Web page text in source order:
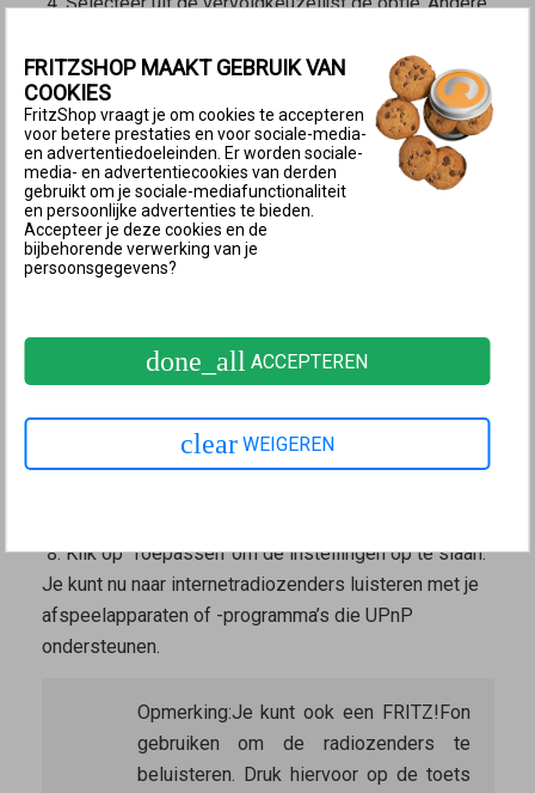
vooraf ingestelde radiozender.
Opmerking: Vooraf ingestelde
zenders worden na selectie
automatisch geconfigureerd. De
instellingen kunnen worden
gewijzigd met de knop ‘Wijzigen’
(Wijzigen/Bewerken).
Voer in het invoerveld ‘Naam’ een naam in voor de
radiozender.
van de radiozender.
Als je meerdere FRITZ!Fons bij de FRITZ!Box hebt
Klik op ‘Toepassen’ om de instellingen op te slaan.
Je kunt nu naar internetradiozenders luisteren met je
afspeelapparaten of -programma’s die UPnP
ondersteunen.
Opmerking:Je kunt ook een FRITZ!Fon
gebruiken om de radiozenders te
beluisteren. Druk hiervoor op de toets
FRITZSHOP MAAKT GEBRUIK VAN
COOKIES
FritzShop vraagt je om cookies te accepteren
voor betere prestaties en voor sociale-media-
en advertentiedoeleinden. Er worden sociale-
media- en advertentiecookies van derden
gebruikt om je sociale-mediafunctionaliteit
en persoonlijke advertenties te bieden.
Accepteer je deze cookies en de
bijbehorende verwerking van je
persoonsgegevens?
done_all ACCEPTEREN
clear WEIGEREN